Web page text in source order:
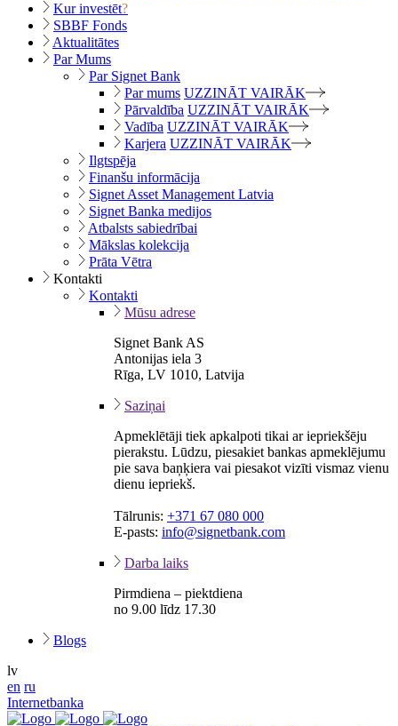
Kur investēt?
SBBF Fonds
Aktualitātes
Par Mums
Par Signet Bank
Par mums UZZINĀT VAIRĀK
Pārvaldība UZZINĀT VAIRĀK
Vadība UZZINĀT VAIRĀK
Karjera UZZINĀT VAIRĀK
Ilgtspēja
Finanšu informācija
Signet Asset Management Latvia
Signet Banka medijos
Atbalsts sabiedrībai
Mākslas kolekcija
Prāta Vētra
Kontakti
Kontakti
Mūsu adrese
Signet Bank AS
Antonijas iela 3
Rīga, LV 1010, Latvija
Saziņai
Apmeklētāji tiek apkalpoti tikai ar iepriekšēju
pierakstu. Lūdzu, piesakiet bankas apmeklējumu
pie sava baņķiera vai piesakot vizīti vismaz vienu
dienu iepriekš.
Tālrunis: +371 67 080 000
E-pasts: info@signetbank.com
Darba laiks
Pirmdiena – piektdiena
no 9.00 līdz 17.30
Blogs
lv
en ru
Internetbanka